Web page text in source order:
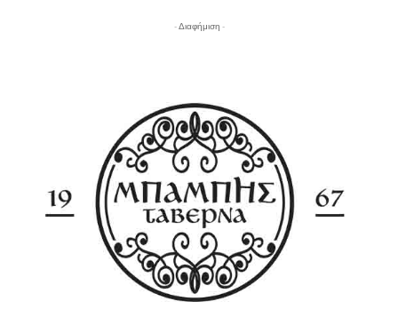
- Διαφήμιση -